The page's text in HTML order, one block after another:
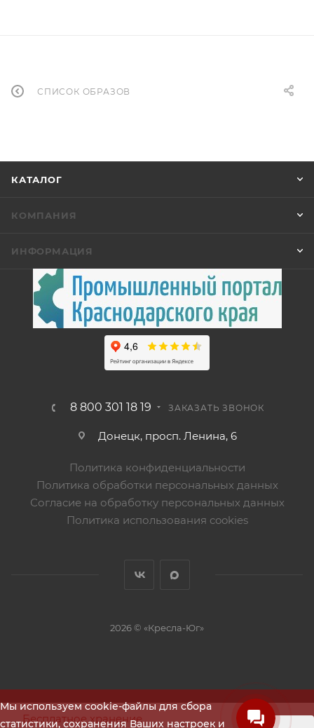
СПИСОК ОБРАЗОВ
КАТАЛОГ
КОМПАНИЯ
ИНФОРМАЦИЯ
8 800 301 18 19 ЗАКАЗАТЬ ЗВОНОК
Донецк, просп. Ленина, 6
Политика конфиденциальности
Политика обработки персональных данных
Согласие на обработку персональных данных
Политика использования cookies
2026 © «Кресла-Юг»
Бесплатное хранение
Мы используем cookie-файлы для сбора
статистики, сохранения Ваших настроек и